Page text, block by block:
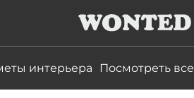
интерьера Посмотреть все